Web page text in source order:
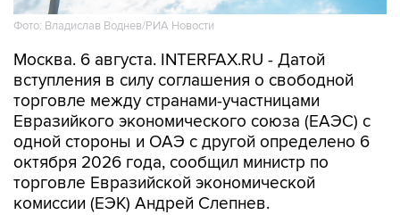
Москва. 6 августа. INTERFAX.RU - Датой
торговле между странами-участницами
Евразийкого экономического союза (ЕАЭС) с
одной стороны и ОАЭ с другой определено 6
октября 2026 года, сообщил министр по
торговле Евразийской экономической
комиссии (ЕЭК) Андрей Слепнев.
"Сегодня состоялся обмен нотами с эмиратской